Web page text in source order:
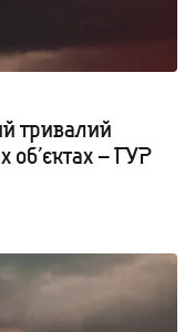
тривалий
обʼєктах – ГУР